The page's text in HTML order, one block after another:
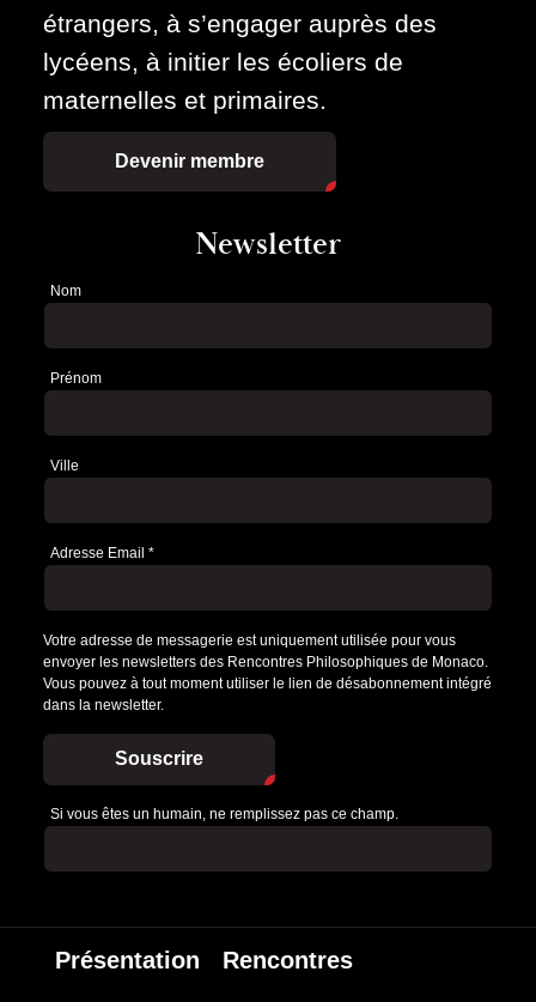
étrangers, à s’engager auprès des
lycéens, à initier les écoliers de
maternelles et primaires.
Devenir membre
Newsletter
Newsletter
Nom
Prénom
Ville
Adresse Email *
Votre adresse de messagerie est uniquement utilisée pour vous
envoyer les newsletters des Rencontres Philosophiques de Monaco.
Vous pouvez à tout moment utiliser le lien de désabonnement intégré
dans la newsletter.
Souscrire
Si vous êtes un humain, ne remplissez pas ce champ.
Présentation Rencontres